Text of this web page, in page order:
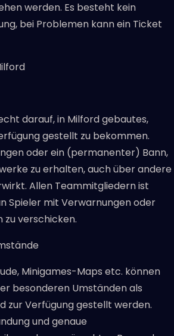
werden. Es besteht kein
bei Problemen kann ein Ticket
darauf, in Milford gebautes,
gestellt zu bekommen.
oder ein (permanenter) Bann,
zu erhalten, auch über andere
Allen Teammitgliedern ist
Spieler mit Verwarnungen oder
verschicken.
Minigames-Maps etc. können
besonderen Umständen als
zur Verfügung gestellt werden.
und genaue